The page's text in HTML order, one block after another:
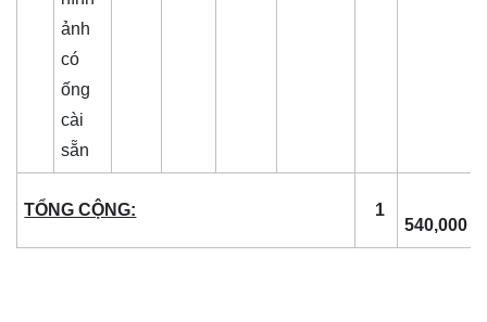
ảnh
có
ống
cài
sẵn
TỔNG CỘNG:
1
540,000